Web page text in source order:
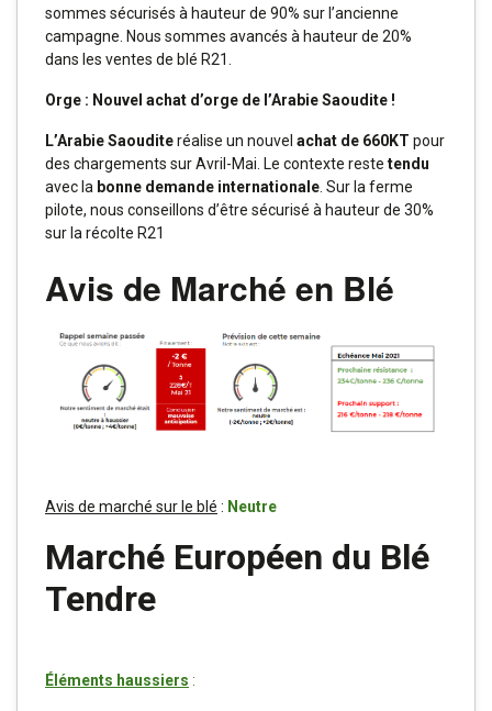
sommes sécurisés à hauteur de 90% sur l’ancienne
campagne. Nous sommes avancés à hauteur de 20%
dans les ventes de blé R21.
Orge : Nouvel achat d’orge de l’Arabie Saoudite !
L’Arabie Saouditeréalise un nouvel achat de 660KT pour
des chargements sur Avril-Mai. Le contexte reste tendu
avec la bonne demande internationale . Sur la ferme
pilote, nous conseillons d’être sécurisé à hauteur de 30%
sur la récolte R21
Avis de Marché en Blé
Avis de marché sur le blé : Neutre
Marché Européen du Blé
Tendre
Éléments haussiers :